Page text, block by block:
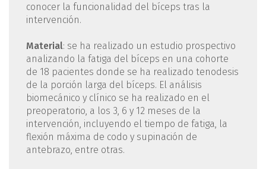
conocer la funcionalidad del bíceps tras la
intervención.
Material: se ha realizado un estudio prospectivo
analizando la fatiga del bíceps en una cohorte
de 18 pacientes donde se ha realizado tenodesis
de la porción larga del bíceps. El análisis
biomecánico y clínico se ha realizado en el
preoperatorio, a los 3, 6 y 12 meses de la
intervención, incluyendo el tiempo de fatiga, la
flexión máxima de codo y supinación de
antebrazo, entre otras.